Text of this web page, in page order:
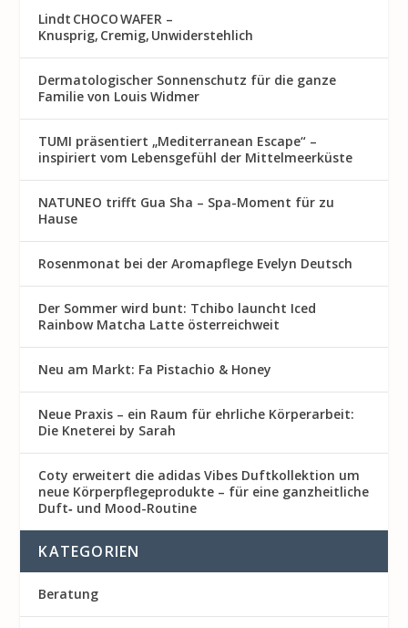
Lindt CHOCO WAFER –
Knusprig, Cremig, Unwiderstehlich
Dermatologischer Sonnenschutz für die ganze
Familie von Louis Widmer
TUMI präsentiert „Mediterranean Escape“ –
inspiriert vom Lebensgefühl der Mittelmeerküste
NATUNEO trifft Gua Sha – Spa-Moment für zu
Hause
Rosenmon at bei der Aromapflege Evelyn Deutsch
Der Sommer wird bunt: Tchibo launcht Iced
Rainbow Matcha Latte österreichweit
Neu am Markt: Fa Pistachio & Honey
Neue Praxis – ein Raum für ehrliche Körperarbeit:
Die Kneterei by Sarah
Coty erweitert die adidas Vibes Duftkollektion um
neue Körperpflegeprodukte – für eine ganzheitliche
Duft‑ und Mood-Routine
KATEGORIEN
Beratung